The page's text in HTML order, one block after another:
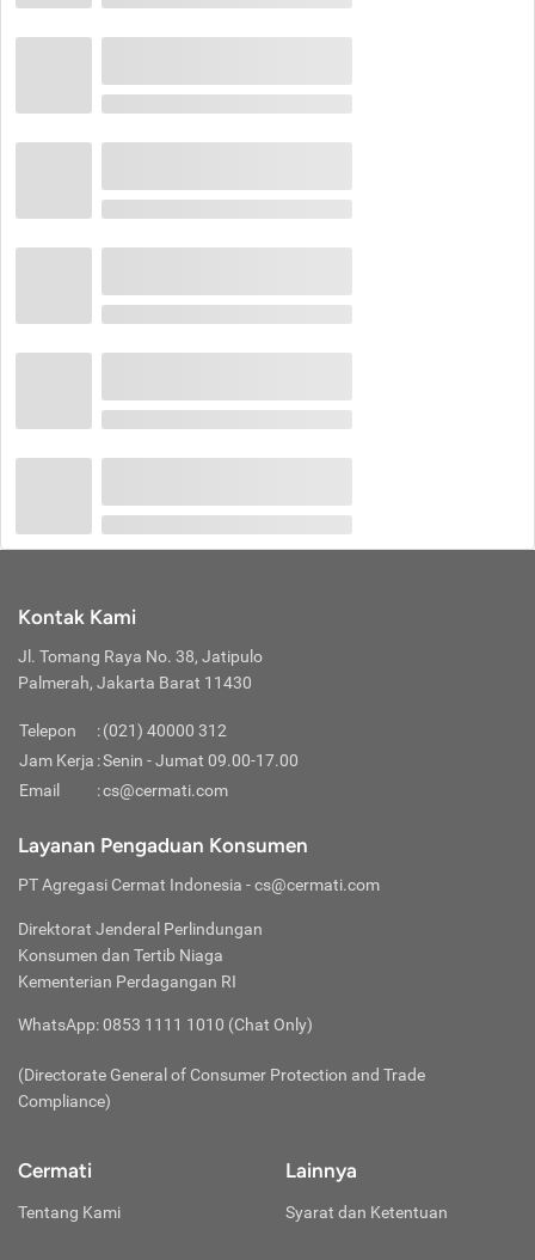
Kontak Kami
Jl. Tomang Raya No. 38, Jatipulo
Palmerah, Jakarta Barat 11430
Telepon :(021) 40000 312
Jam Kerja :Senin - Jumat 09.00-17.00
Email
:cs@cermati.com
Layanan Pengaduan Konsumen
PT Agregasi Cermat Indonesia - cs@cermati.com
Direktorat Jenderal Perlindungan
Konsumen dan Tertib Niaga
Kementerian Perdagangan RI
WhatsApp: 0853 1111 1010 (Chat Only)
(Directorate General of Consumer Protection and Trade
Compliance)
Cermati
Tentang Kami
Lainnya
Syarat dan Ketentuan